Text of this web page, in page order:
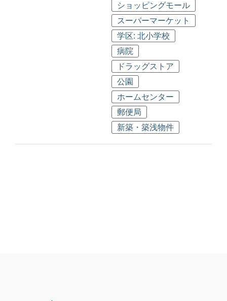
ショッピングモール
スーパーマーケット
学区: 北小学校
病院
ドラッグストア
公園
ホームセンター
郵便局
新築・築浅物件